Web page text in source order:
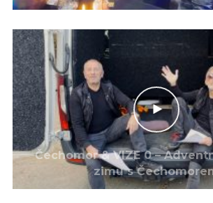
Čechomor & VIZE 0 –
zimu s